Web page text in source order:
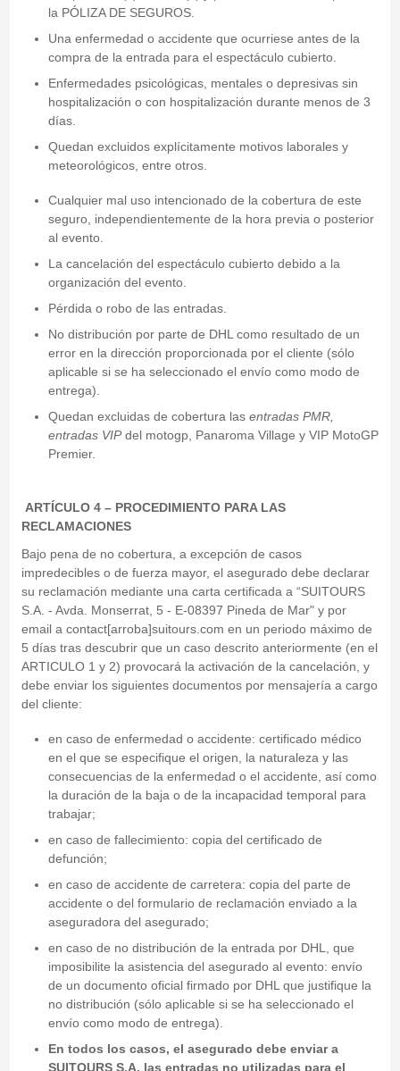
la PÓLIZA DE SEGUROS.
Una enfermedad o accidente que ocurriese antes de la
compra de la entrada para el espectáculo cubierto.
Enfermedades psicológicas, mentales o depresivas sin
hospitalización o con hospitalización durante menos de 3
días.
Quedan excluidos explícitamente motivos laborales y
meteorológicos, entre otros.
Cualquier mal uso intencionado de la cobertura de este
seguro, independientemente de la hora previa o posterior
al evento.
La cancelación del espectáculo cubierto debido a la
organización del evento.
Pérdida o robo de las entradas.
No distribución por parte de DHL como resultado de un
error en la dirección proporcionada por el cliente (sólo
aplicable si se ha seleccionado el envío como modo de
entrega).
Quedan excluidas de cobertura las entradas PMR,
entradas VIPdel motogp, Panaroma Village y VIP MotoGP
Premier.
ARTÍCULO 4 – PROCEDIMIENTO PARA LAS
RECLAMACIONES
Bajo pena de no cobertura, a excepción de casos
impredecibles o de fuerza mayor, el asegurado debe declarar
su reclamación mediante una carta certificada a “SUITOURS
S.A. - Avda. Monserrat, 5 - E-08397 Pineda de Mar" y por
email a contact[arroba]suitours.com en un periodo máximo de
5 días tras descubrir que un caso descrito anteriormente (en el
ARTICULO 1 y 2) provocará la activación de la cancelación, y
debe enviar los siguientes documentos por mensajería a cargo
del cliente:
en caso de enfermedad o accidente: certificado médico
en el que se especifique el origen, la naturaleza y las
consecuencias de la enfermedad o el accidente, así como
la duración de la baja o de la incapacidad temporal para
trabajar;
en caso de fallecimiento: copia del certificado de
defunción;
en caso de accidente de carretera: copia del parte de
accidente o del formulario de reclamación enviado a la
aseguradora del asegurado;
en caso de no distribución de la entrada por DHL, que
imposibilite la asistencia del asegurado al evento: envío
de un documento oficial firmado por DHL que justifique la
no distribución (sólo aplicable si se ha seleccionado el
envío como modo de entrega).
En todos los casos, el asegurado debe enviar a
SUITOURS S.A. las entradas no utilizadas para el